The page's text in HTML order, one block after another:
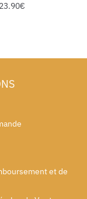
23.90€
et de